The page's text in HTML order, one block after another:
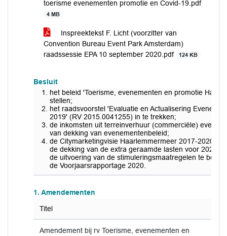
toerisme evenementen promotie en Covid-19.pdf
4 MB
Inspreektekst F. Licht (voorzitter van
Convention Bureau Event Park Amsterdam)
raadssessie EPA 10 september 2020.pdf
124 KB
Besluit
het beleid 'Toerisme, evenementen en promotie
stellen;
het raadsvoorstel 'Evaluatie en Actualisering
2019' (RV 2015.0041255) in te trekken;
de inkomsten uit terreinverhuur (commerciële)
van dekking van evenementenbeleid;
de Citymarketingvisie Haarlemmermeer 2017-2020
de dekking van de extra geraamde lasten voor 2020
de uitvoering van de stimuleringsmaatregelen te
de Voorjaarsrapportage 2020.
1. Amendementen
Titel
Amendement bij rv Toerisme, evenementen en